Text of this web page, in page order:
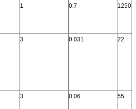
1 0.7 1250
3 0.031 22
3 0.06 55